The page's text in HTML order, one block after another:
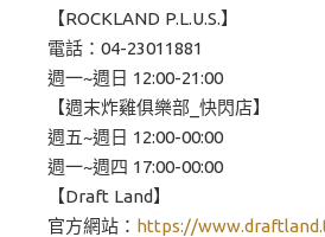
【ROCKLAND P.L.U.S.】
電話：04-23011881
週一~週日 12:00-21:00
【週末炸雞俱樂部_快閃店】
週五~週日 12:00-00:00
週一~週四 17:00-00:00
【Draft Land】
官方網站： https://